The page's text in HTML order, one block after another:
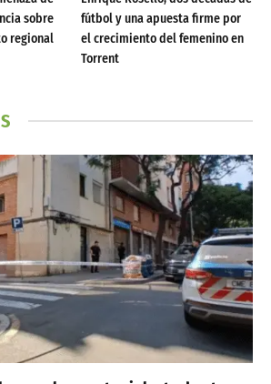
sobre
regional
fútbol y una apuesta firme por
el crecimiento del femenino en
Torrent